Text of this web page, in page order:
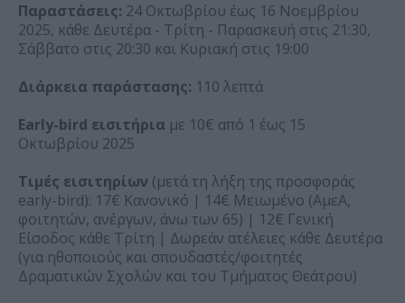
Παραστάσεις: 24 Οκτωβρίου έως 16 Νοεμβρίου
2025, κάθε Δευτέρα - Τρίτη - Παρασκευή στις 21:30,
Σάββατο στις 20:30 και Κυριακή στις 19:00
Διάρκεια παράστασης: 110 λεπτά
Early-bird εισιτήρια με 10€ από 1 έως 15
Οκτωβρίου 2025
Τιμές εισιτηρίων (μετά τη λήξη της προσφοράς
early-bird): 17€ Κανονικό | 14€ Μειωμένο (ΑμεΑ,
φοιτητών, ανέργων, άνω των 65) | 12€ Γενική
Είσοδος κάθε Τρίτη | Δωρεάν ατέλειες κάθε Δευτέρα
(για ηθοποιούς και σπουδαστές/φοιτητές
Δραματικών Σχολών και του Τμήματος Θεάτρου)